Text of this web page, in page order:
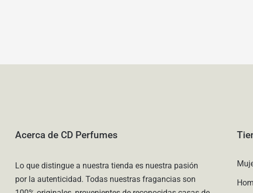
Acerca de CD Perfumes
Lo que distingue a nuestra tienda es nuestra pasión
por la autenticidad. Todas nuestras fragancias son